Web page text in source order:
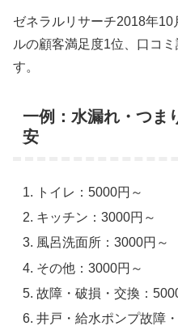
ゼネラルリサーチ2018年
ルの顧客満足度1位、口コ
す。
一例：水漏れ・つま
安
トイレ：5000円～
キッチン：3000円～
風呂洗面所：3000円～
その他：3000円～
故障・破損・交換：
井戸・給水ポンプ故障